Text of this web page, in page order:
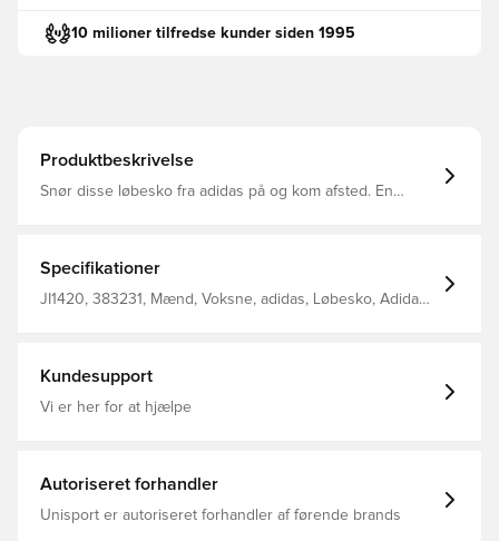
10 milioner tilfredse kunder siden 1995
Produktbeskrivelse
Snør disse løbesko fra adidas på og kom afsted. En
og veltilpasse fra første til sidste skridt. Almindelig
pasform Snørelukning Mesh-overdel For i tekstil
Dreamstrike+-mellemsål Stænger i mellemfoden Drop: 10
Specifikationer
JI1420, 383231, Mænd, Voksne, adidas, Løbesko, Adidas
Kundesupport
Vi er her for at hjælpe
Autoriseret forhandler
Unisport er autoriseret forhandler af førende brands